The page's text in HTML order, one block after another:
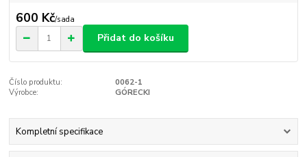
600 Kč/sada
Přidat do košíku
Číslo produktu:
0062-1
Výrobce:
GÓRECKI
Kompletní specifikace